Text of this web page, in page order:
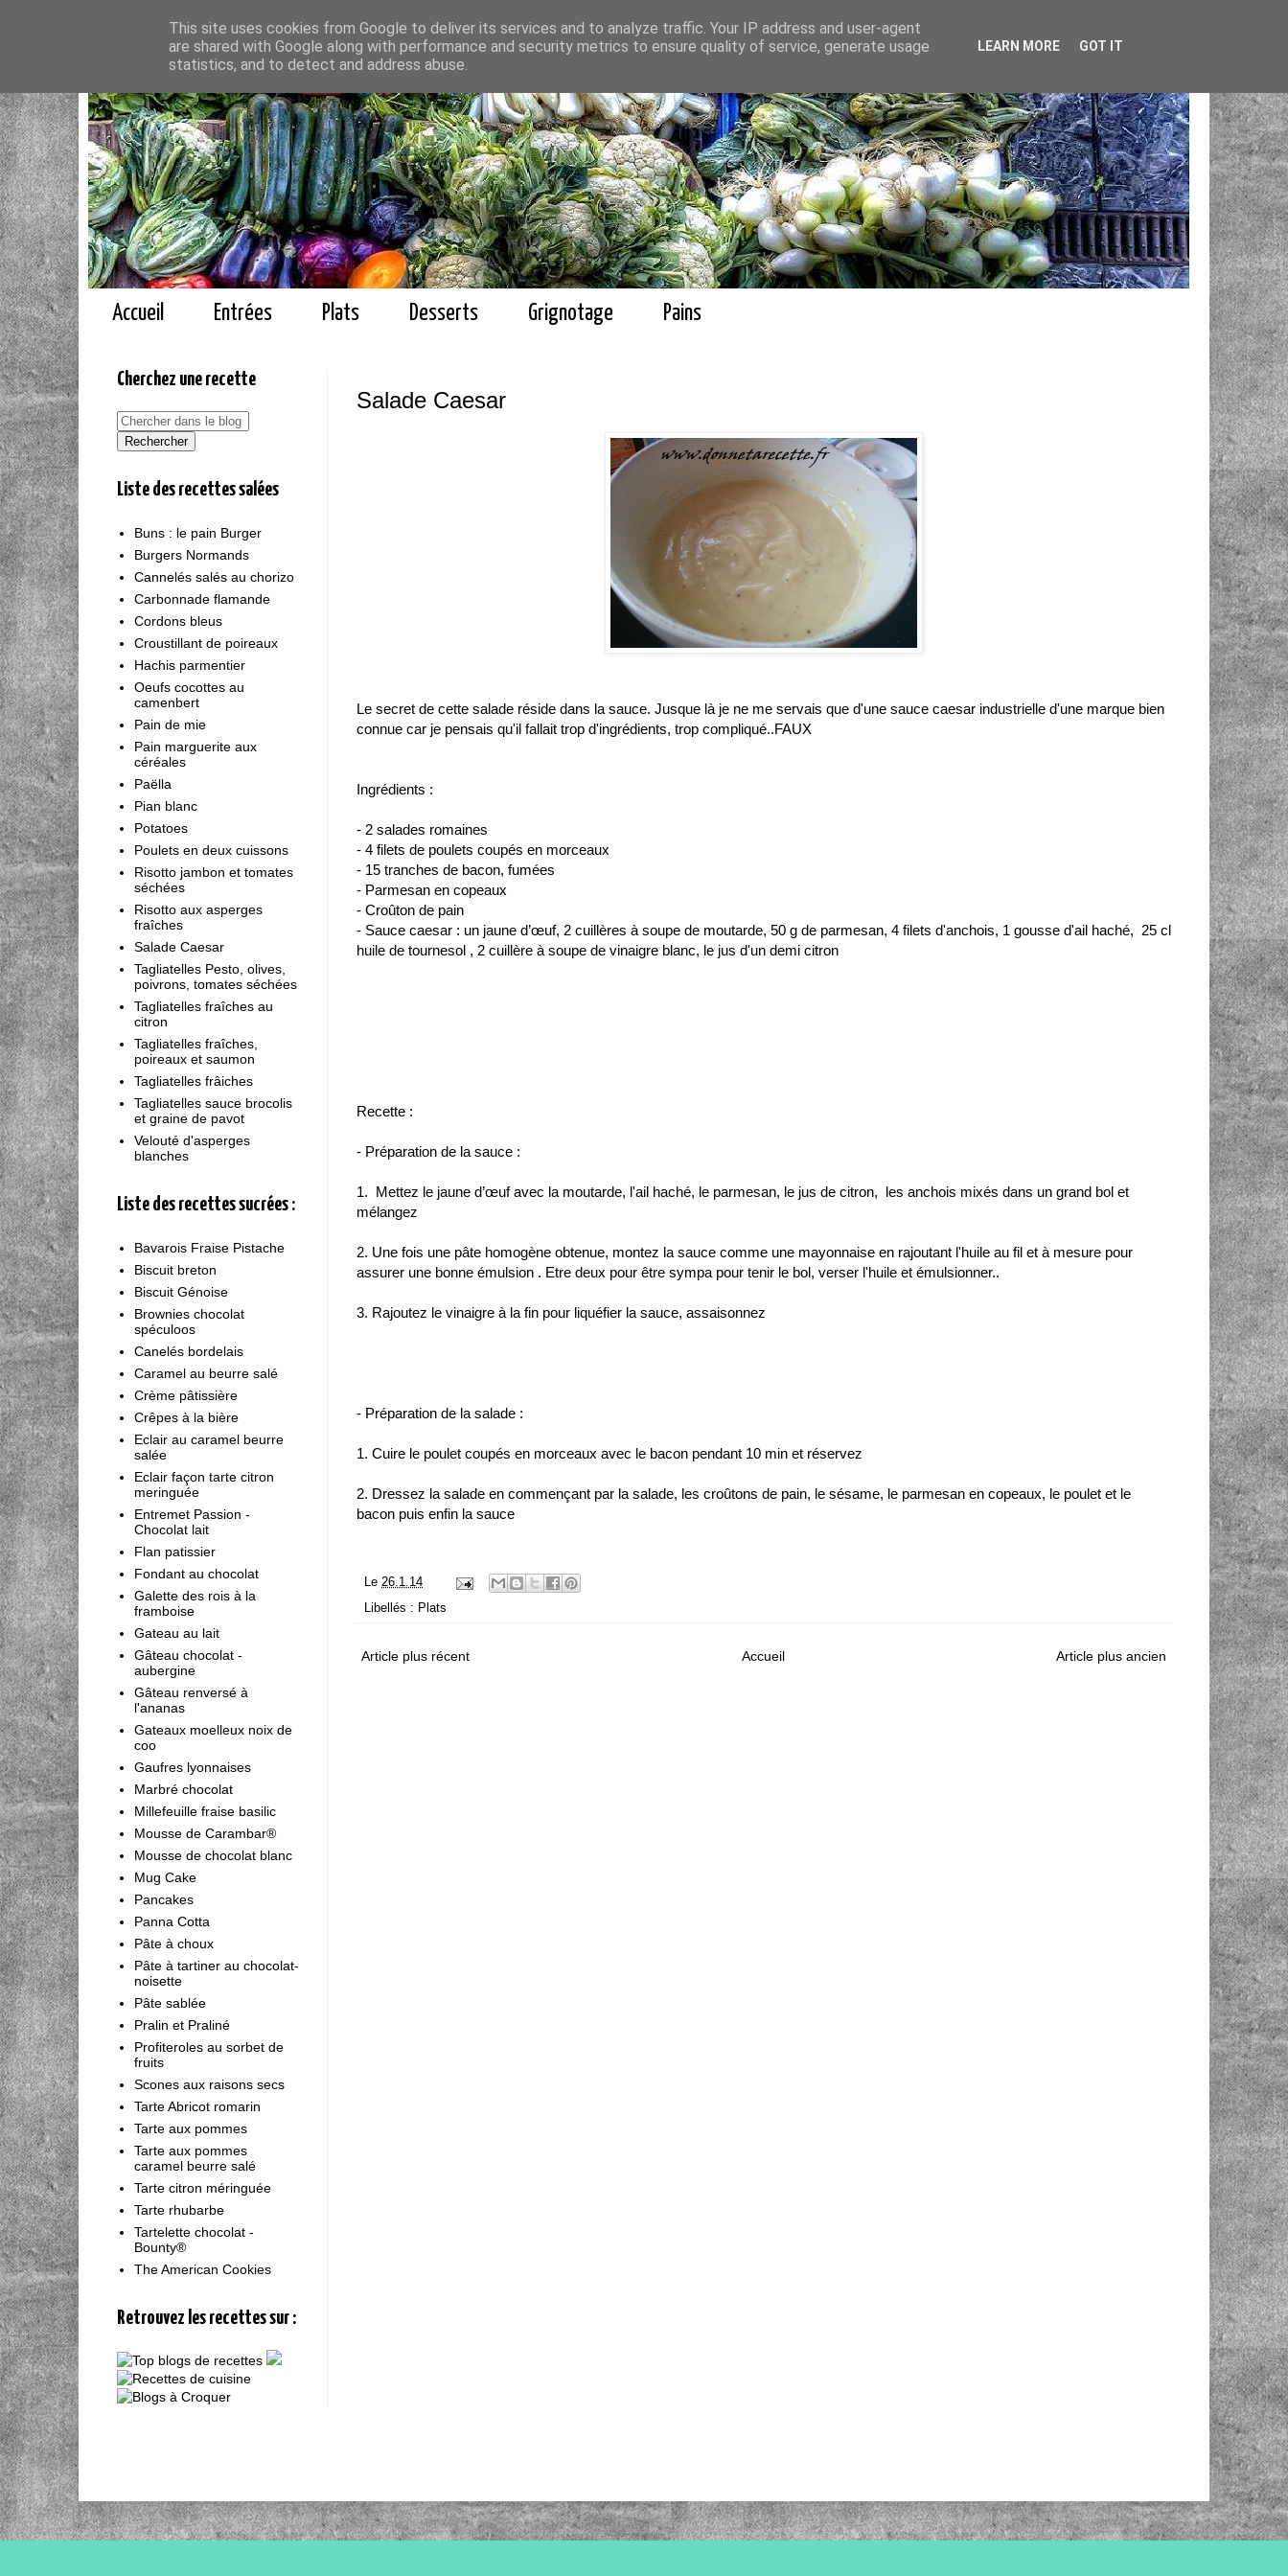
Accueil Entrées Plats Desserts Grignotage Pains
Salade Caesar
Le secret de cette salade réside dans la sauce. Jusque là je ne me servais que d'une sauce caesar industrielle d'une marque bien
connue car je pensais qu'il fallait trop d'ingrédients, trop compliqué..FAUX
Ingrédients :
- 2 salades romaines
- 4 filets de poulets coupés en morceaux
- 15 tranches de bacon, fumées
- Parmesan en copeaux
- Croûton de pain
- Sauce caesar : un jaune d’œuf, 2 cuillères à soupe de moutarde, 50 g de parmesan, 4 filets d'anchois, 1 gousse d'ail haché, 25 cl
huile de tournesol , 2 cuillère à soupe de vinaigre blanc, le jus d'un demi citron
Recette :
- Préparation de la sauce :
1. Mettez le jaune d’œuf avec la moutarde, l'ail haché, le parmesan, le jus de citron, les anchois mixés dans un grand bol et
mélangez
2. Une fois une pâte homogène obtenue, montez la sauce comme une mayonnaise en rajoutant l'huile au fil et à mesure pour
assurer une bonne émulsion . Etre deux pour être sympa pour tenir le bol, verser l'huile et émulsionner..
3. Rajoutez le vinaigre à la fin pour liquéfier la sauce, assaisonnez
- Préparation de la salade :
1. Cuire le poulet coupés en morceaux avec le bacon pendant 10 min et réservez
2. Dressez la salade en commençant par la salade, les croûtons de pain, le sésame, le parmesan en copeaux, le poulet et le
bacon puis enfin la sauce
Le 26.1.14
Libellés : Plats
Article plus récent Article plus ancien
Accueil
Cherchez une recette
Liste des recettes salées
Buns : le pain Burger
Burgers Normands
Cannelés salés au chorizo
Carbonnade flamande
Cordons bleus
Croustillant de poireaux
Hachis parmentier
Oeufs cocottes au
camenbert
Pain de mie
Pain marguerite aux
céréales
Paëlla
Pian blanc
Potatoes
Poulets en deux cuissons
Risotto jambon et tomates
séchées
Risotto aux asperges
fraîches
Salade Caesar
Tagliatelles Pesto, olives,
poivrons, tomates séchées
Tagliatelles fraîches au
citron
Tagliatelles fraîches,
poireaux et saumon
Tagliatelles frâiches
Tagliatelles sauce brocolis
et graine de pavot
Velouté d'asperges
blanches
Liste des recettes sucrées :
Bavarois Fraise Pistache
Biscuit breton
Biscuit Génoise
Brownies chocolat
spéculoos
Canelés bordelais
Caramel au beurre salé
Crème pâtissière
Crêpes à la bière
Eclair au caramel beurre
salée
Eclair façon tarte citron
meringuée
Entremet Passion -
Chocolat lait
Flan patissier
Fondant au chocolat
Galette des rois à la
framboise
Gateau au lait
Gâteau chocolat -
aubergine
Gâteau renversé à
l'ananas
Gateaux moelleux noix de
coo
Gaufres lyonnaises
Marbré chocolat
Millefeuille fraise basilic
Mousse de Carambar®
Mousse de chocolat blanc
Mug Cake
Pancakes
Panna Cotta
Pâte à choux
Pâte à tartiner au chocolat-
noisette
Pâte sablée
Pralin et Praliné
Profiteroles au sorbet de
fruits
Scones aux raisons secs
Tarte Abricot romarin
Tarte aux pommes
Tarte aux pommes
caramel beurre salé
Tarte citron méringuée
Tarte rhubarbe
Tartelette chocolat -
Bounty®
The American Cookies
Retrouvez les recettes sur :
This site uses cookies from Google to deliver its services and to analyze traffic. Your IP address and user-agent
are shared with Google along with performance and security metrics to ensure quality of service, generate usage
statistics, and to detect and address abuse.
LEARN MORE GOT IT